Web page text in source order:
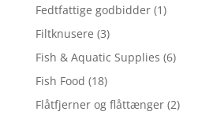
Fedtfattige godbidder (1)
Filtknusere (3)
Fish & Aquatic Supplies (6)
Fish Food (18)
Flåtfjerner og flåttænger (2)